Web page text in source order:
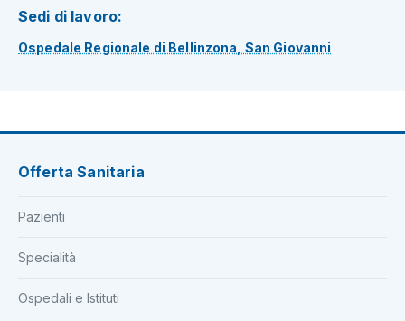
Sedi di lavoro:
Ospedale Regionale di Bellinzona, San Giovanni
Offerta Sanitaria
Pazienti
Specialità
Ospedali e Istituti